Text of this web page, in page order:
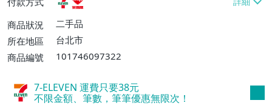
商品狀況
二手品
所在地區
台北市
商品編號
101746097322
7-ELEVEN 運費只要38元
不限金額、筆數，筆筆優惠無限次！